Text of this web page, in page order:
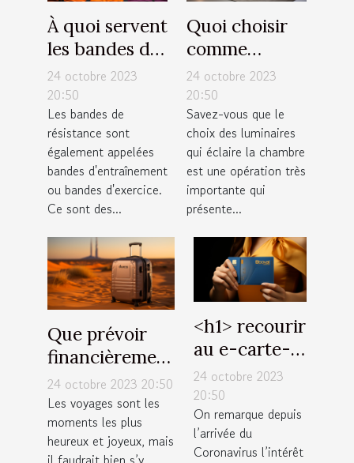
À quoi servent
les bandes de
résistance ?
24 octobre 2023
20:50
Les bandes de
résistance sont
également appelées
bandes d'entraînement
ou bandes d'exercice.
Ce sont des...
Quoi choisir
comme
luminaires
pour sa
chambre ?
24 octobre 2023
20:50
Savez-vous que le
choix des luminaires
qui éclaire la chambre
est une opération très
importante qui
présente...
Que prévoir
financièrement
pour un
voyage à
Dubaï ?
24 octobre 2023 20:50
Les voyages sont les
moments les plus
heureux et joyeux, mais
˂h1˃ recourir
au e-carte-
bleue : quels
avantages
˂/h1˃
24 octobre 2023
20:50
On remarque depuis
l’arrivée du
Coronavirus l’intérêt